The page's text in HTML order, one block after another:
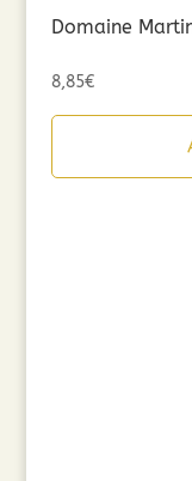
Domaine
8,85€